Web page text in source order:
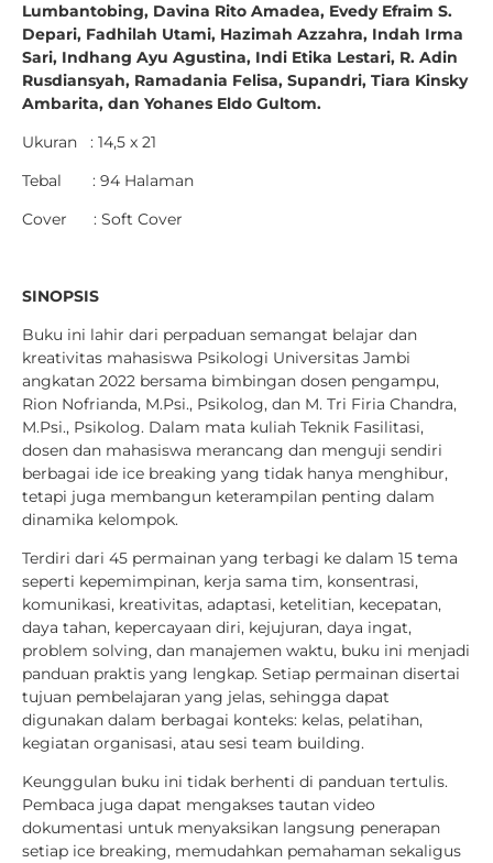
Lumbantobing, Davina Rito Amadea, Evedy Efraim S.
Depari, Fadhilah Utami, Hazimah Azzahra, Indah Irma
Sari, Indhang Ayu Agustina, Indi Etika Lestari, R. Adin
Rusdiansyah, Ramadania Felisa, Supandri, Tiara Kinsky
Ambarita, dan Yohanes Eldo Gultom.
Ukuran : 14,5 x 21
Tebal : 94 Halaman
Cover : Soft Cover
SINOPSIS
Buku ini lahir dari perpaduan semangat belajar dan
kreativitas mahasiswa Psikologi Universitas Jambi
angkatan 2022 bersama bimbingan dosen pengampu,
Rion Nofrianda, M.Psi., Psikolog, dan M. Tri Firia Chandra,
M.Psi., Psikolog. Dalam mata kuliah Teknik Fasilitasi,
dosen dan mahasiswa merancang dan menguji sendiri
berbagai ide ice breaking yang tidak hanya menghibur,
tetapi juga membangun keterampilan penting dalam
dinamika kelompok.
Terdiri dari 45 permainan yang terbagi ke dalam 15 tema
seperti kepemimpinan, kerja sama tim, konsentrasi,
komunikasi, kreativitas, adaptasi, ketelitian, kecepatan,
daya tahan, kepercayaan diri, kejujuran, daya ingat,
problem solving, dan manajemen waktu, buku ini menjadi
panduan praktis yang lengkap. Setiap permainan disertai
tujuan pembelajaran yang jelas, sehingga dapat
digunakan dalam berbagai konteks: kelas, pelatihan,
kegiatan organisasi, atau sesi team building.
Keunggulan buku ini tidak berhenti di panduan tertulis.
Pembaca juga dapat mengakses tautan video
dokumentasi untuk menyaksikan langsung penerapan
setiap ice breaking, memudahkan pemahaman sekaligus